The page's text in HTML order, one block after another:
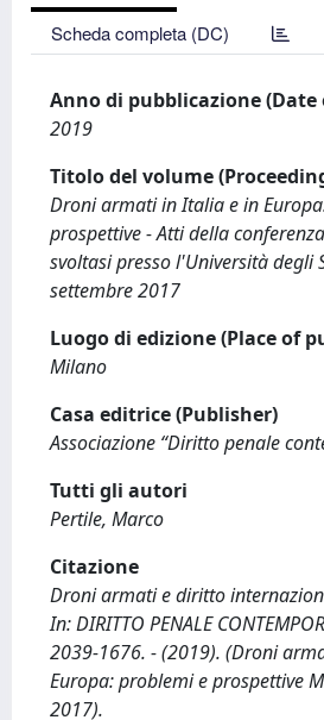
Scheda completa (DC)
Anno di pubblicazione
2019
Titolo del volume
Droni armati in Italia e in
prospettive - Atti della
svoltasi presso l'Università degli
settembre 2017
Luogo di edizione (Place of
Milano
Casa editrice (Publisher)
Associazione “Diritto penale
Tutti gli autori
Pertile, Marco
Citazione
Droni armati e diritto
In: DIRITTO PENALE
2039-1676. - (2019). (Droni
Europa: problemi e prospettive
2017).